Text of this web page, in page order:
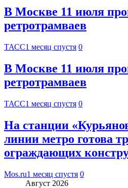
В Москве 11 июля
ретротрамваев
ТАСС1 месяц спустя 0
В Москве 11 июля
ретротрамваев
ТАСС1 месяц спустя 0
На станции
линии метро готова
ограждающих
Mos.ru1 месяц спустя 0
Август 2026